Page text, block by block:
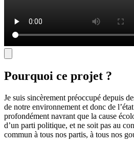
Pourquoi ce projet ?
Je suis sincèrement préoccupé depuis
de notre environnement et donc de
profondément navrant que la cause
d’un parti politique, et ne soit pas au
commun à tous nos partis, à tous nos